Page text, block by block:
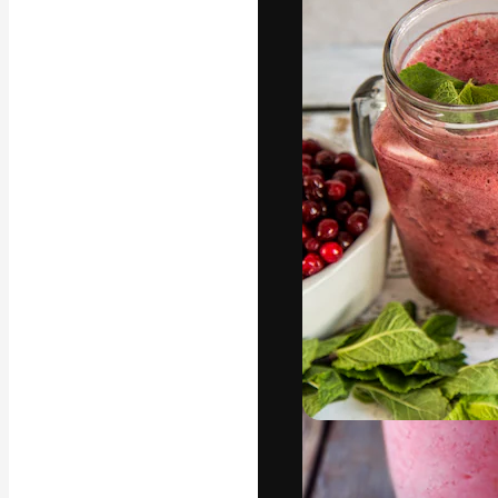
La
migliori lavori.
creativi,
Italiano
Copyright © 2010-